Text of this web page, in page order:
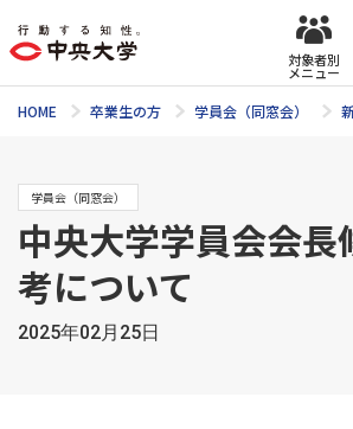
対象者別
メニュー
HOME 卒業生の方 学員会（同窓会）
学員会（同窓会）
中央大学学員会会長
考について
2025年02月25日